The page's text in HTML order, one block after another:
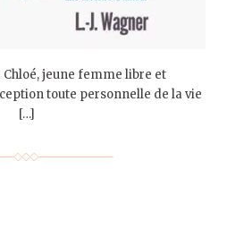
Chloé, jeune femme libre et
toute personnelle de la vie
[…]